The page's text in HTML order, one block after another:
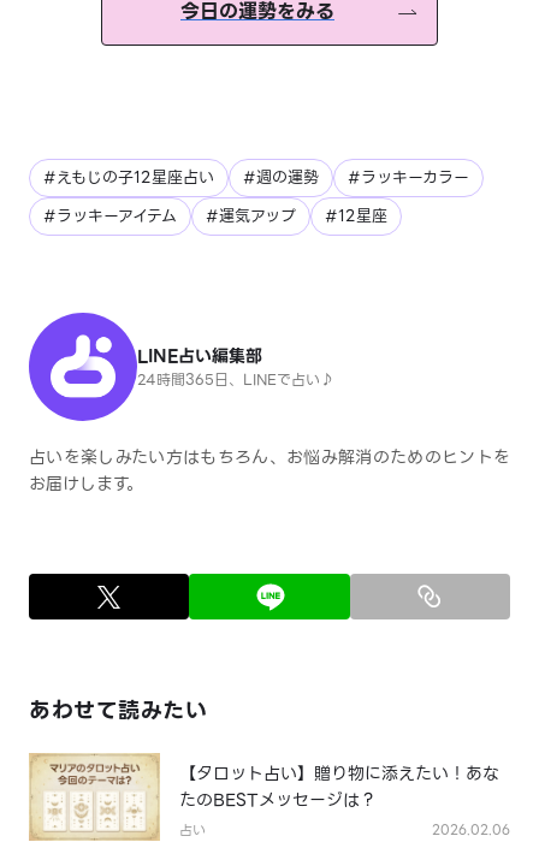
今日の運勢をみる
#えもじの子12星座占い #週の運勢
#ラッキーカラー
#ラッキーアイテム
#運気アップ #12星座
LINE占い編集部
24時間365日、LINEで占い♪
占いを楽しみたい方はもちろん、お悩み解消のためのヒントを
お届けします。
あわせて読みたい
【タロット占い】贈り物に添えたい！あな
たのBESTメッセージは？
占い 2026.02.06